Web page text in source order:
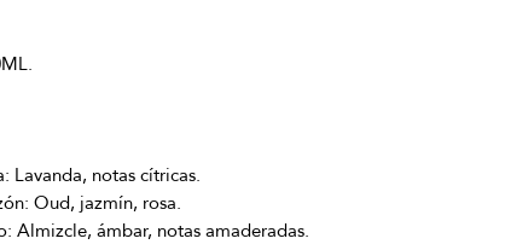
Lavanda, notas cítricas.
Oud, jazmín, rosa.
Almizcle, ámbar, notas amaderadas.